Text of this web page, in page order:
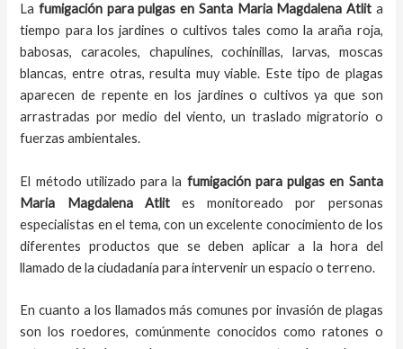
Lafumigación para pulgas en Santa Maria Magdalena Atlit a
tiempo para los jardines o cultivos tales como la araña roja,
babosas, caracoles, chapulines, cochinillas, larvas, moscas
blancas, entre otras, resulta muy viable. Este tipo de plagas
aparecen de repente en los jardines o cultivos ya que son
arrastradas por medio del viento, un traslado migratorio o
fuerzas ambientales.
El método utilizado para la fumigación para pulgas en Santa
Maria Magdalena Atlites monitoreado por personas
especialistas en el tema, con un excelente conocimiento de los
diferentes productos que se deben aplicar a la hora del
llamado de la ciudadanía para intervenir un espacio o terreno.
En cuanto a los llamados más comunes por invasión de plagas
son los roedores, comúnmente conocidos como ratones o